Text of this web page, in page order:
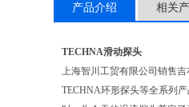
产品介绍 相关
TECHNA滑动探头
上海智川工贸有限公司销售吉
TECHNA环形探头等全系列产